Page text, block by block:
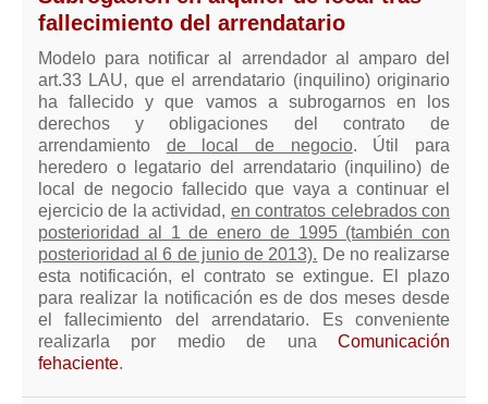
fallecimiento del arrendatario
Modelo para notificar al arrendador al amparo del
art.33 LAU, que el arrendatario (inquilino) originario
ha fallecido y que vamos a subrogarnos en los
derechos y obligaciones del contrato de
arrendamiento de local de negocio. Útil para
heredero o legatario del arrendatario (inquilino) de
local de negocio fallecido que vaya a continuar el
ejercicio de la actividad, en contratos celebrados con
posterioridad al 1 de enero de 1995 (también con
posterioridad al 6 de junio de 2013). De no realizarse
esta notificación, el contrato se extingue. El plazo
para realizar la notificación es de dos meses desde
el fallecimiento del arrendatario. Es conveniente
realizarla por medio de una Comunicación
fehaciente.